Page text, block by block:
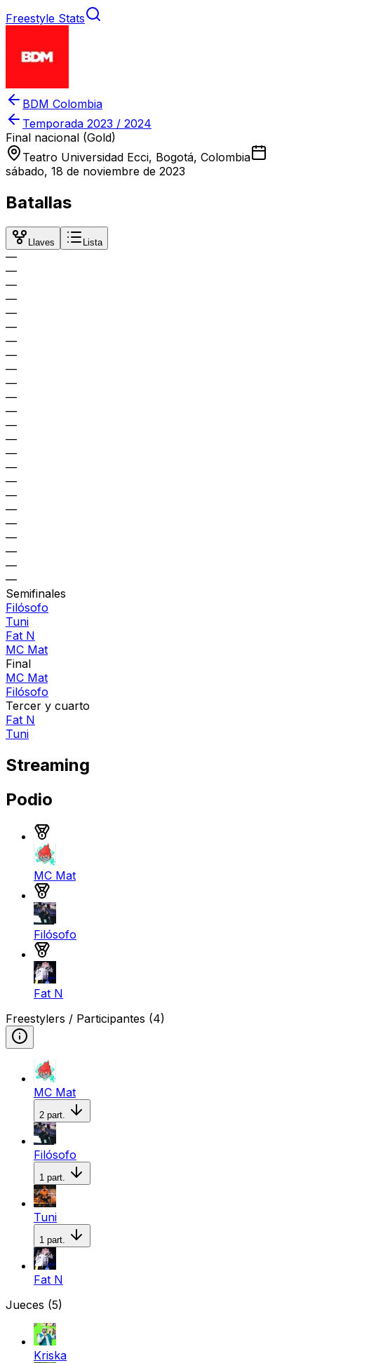
Freestyle Stats
BDM Colombia
Temporada 2023 / 2024
Final nacional (Gold)
Teatro Universidad Ecci, Bogotá, Colombia
sábado, 18 de noviembre de 2023
Batallas
Llaves Lista
—
—
—
—
—
—
—
—
—
—
—
—
—
—
—
—
—
—
—
—
—
—
—
—
Semifinales
Filósofo
Tuni
Fat N
MC Mat
Final
MC Mat
Filósofo
Tercer y cuarto
Fat N
Tuni
Streaming
Podio
MC Mat
Filósofo
Fat N
Freestylers / Participantes (4)
MC Mat
2 part.
Filósofo
1 part.
Tuni
1 part.
Fat N
Jueces (5)
Kriska